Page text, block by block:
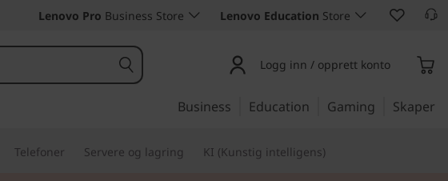
Lenovo Pro Business Store Lenovo Education Store
Logg inn / opprett konto
Business Education Gaming Skaper
Telefoner Servere og lagring KI (Kunstig intelligens)